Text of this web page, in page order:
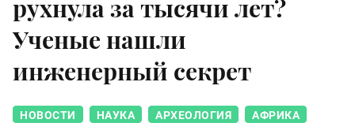
рухнула за тысячи лет?
Ученые нашли
инженерный секрет
НОВОСТИ НАУКА АРХЕОЛОГИЯ АФРИКА